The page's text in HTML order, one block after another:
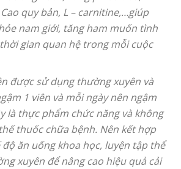
quy bản, L – carnitine,…giúp
nam giới, tăng ham muốn tình
gian quan hệ trong mỗi cuộc
được sử dụng thường xuyên và
1 viên và mỗi ngày nên ngậm
là thực phẩm chức năng và không
thuốc chữa bệnh. Nên kết hợp
ăn uống khoa học, luyện tập thể
xuyên để nâng cao hiệu quả cải